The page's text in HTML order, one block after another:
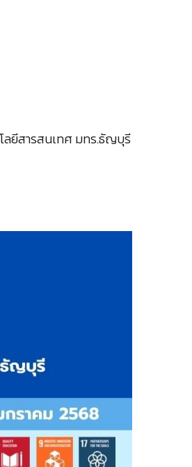
ลยีสารสนเทศ มทร.ธัญบุรี